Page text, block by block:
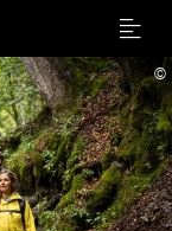
Menu
©